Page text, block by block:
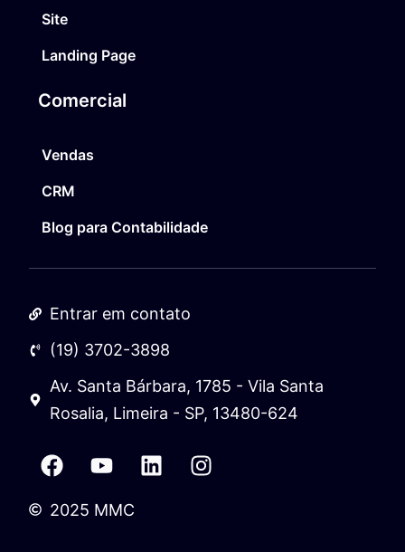
Site
Landing Page
Comercial
Vendas
CRM
Blog para Contabilidade
Entrar em contato
(19) 3702-3898
Av. Santa Bárbara, 1785 - Vila Santa
Rosalia, Limeira - SP, 13480-624
2025 MMC